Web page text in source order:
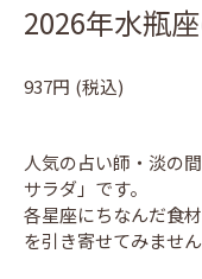
2026年水瓶
937円 (税込)
人気の占い師・淡の
サラダ」です。
各星座にちなんだ食
を引き寄せてみませ